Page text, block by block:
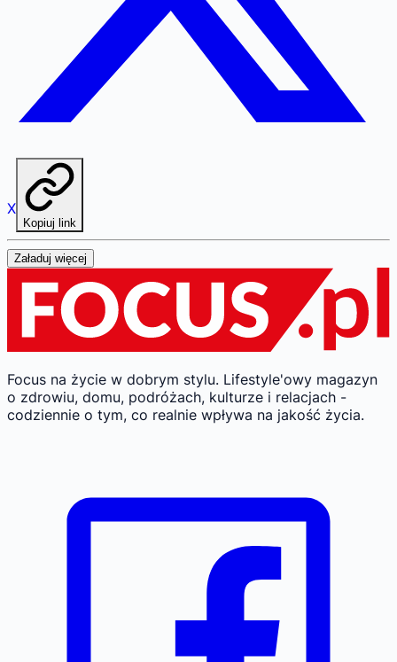
X
Kopiuj link
Załaduj więcej
Focus na życie w dobrym stylu. Lifestyle'owy magazyn
o zdrowiu, domu, podróżach, kulturze i relacjach -
codziennie o tym, co realnie wpływa na jakość życia.